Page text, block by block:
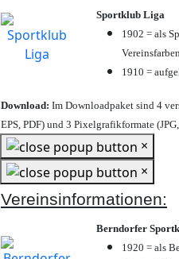
Sportklub Liga
1902 = als
1910 =
Download: Im Downloadpaket sind 4
EPS, PDF) und 3 Pixelgrafikformate
×
×
Vereinsinformationen:
Berndorfer
1920 = als